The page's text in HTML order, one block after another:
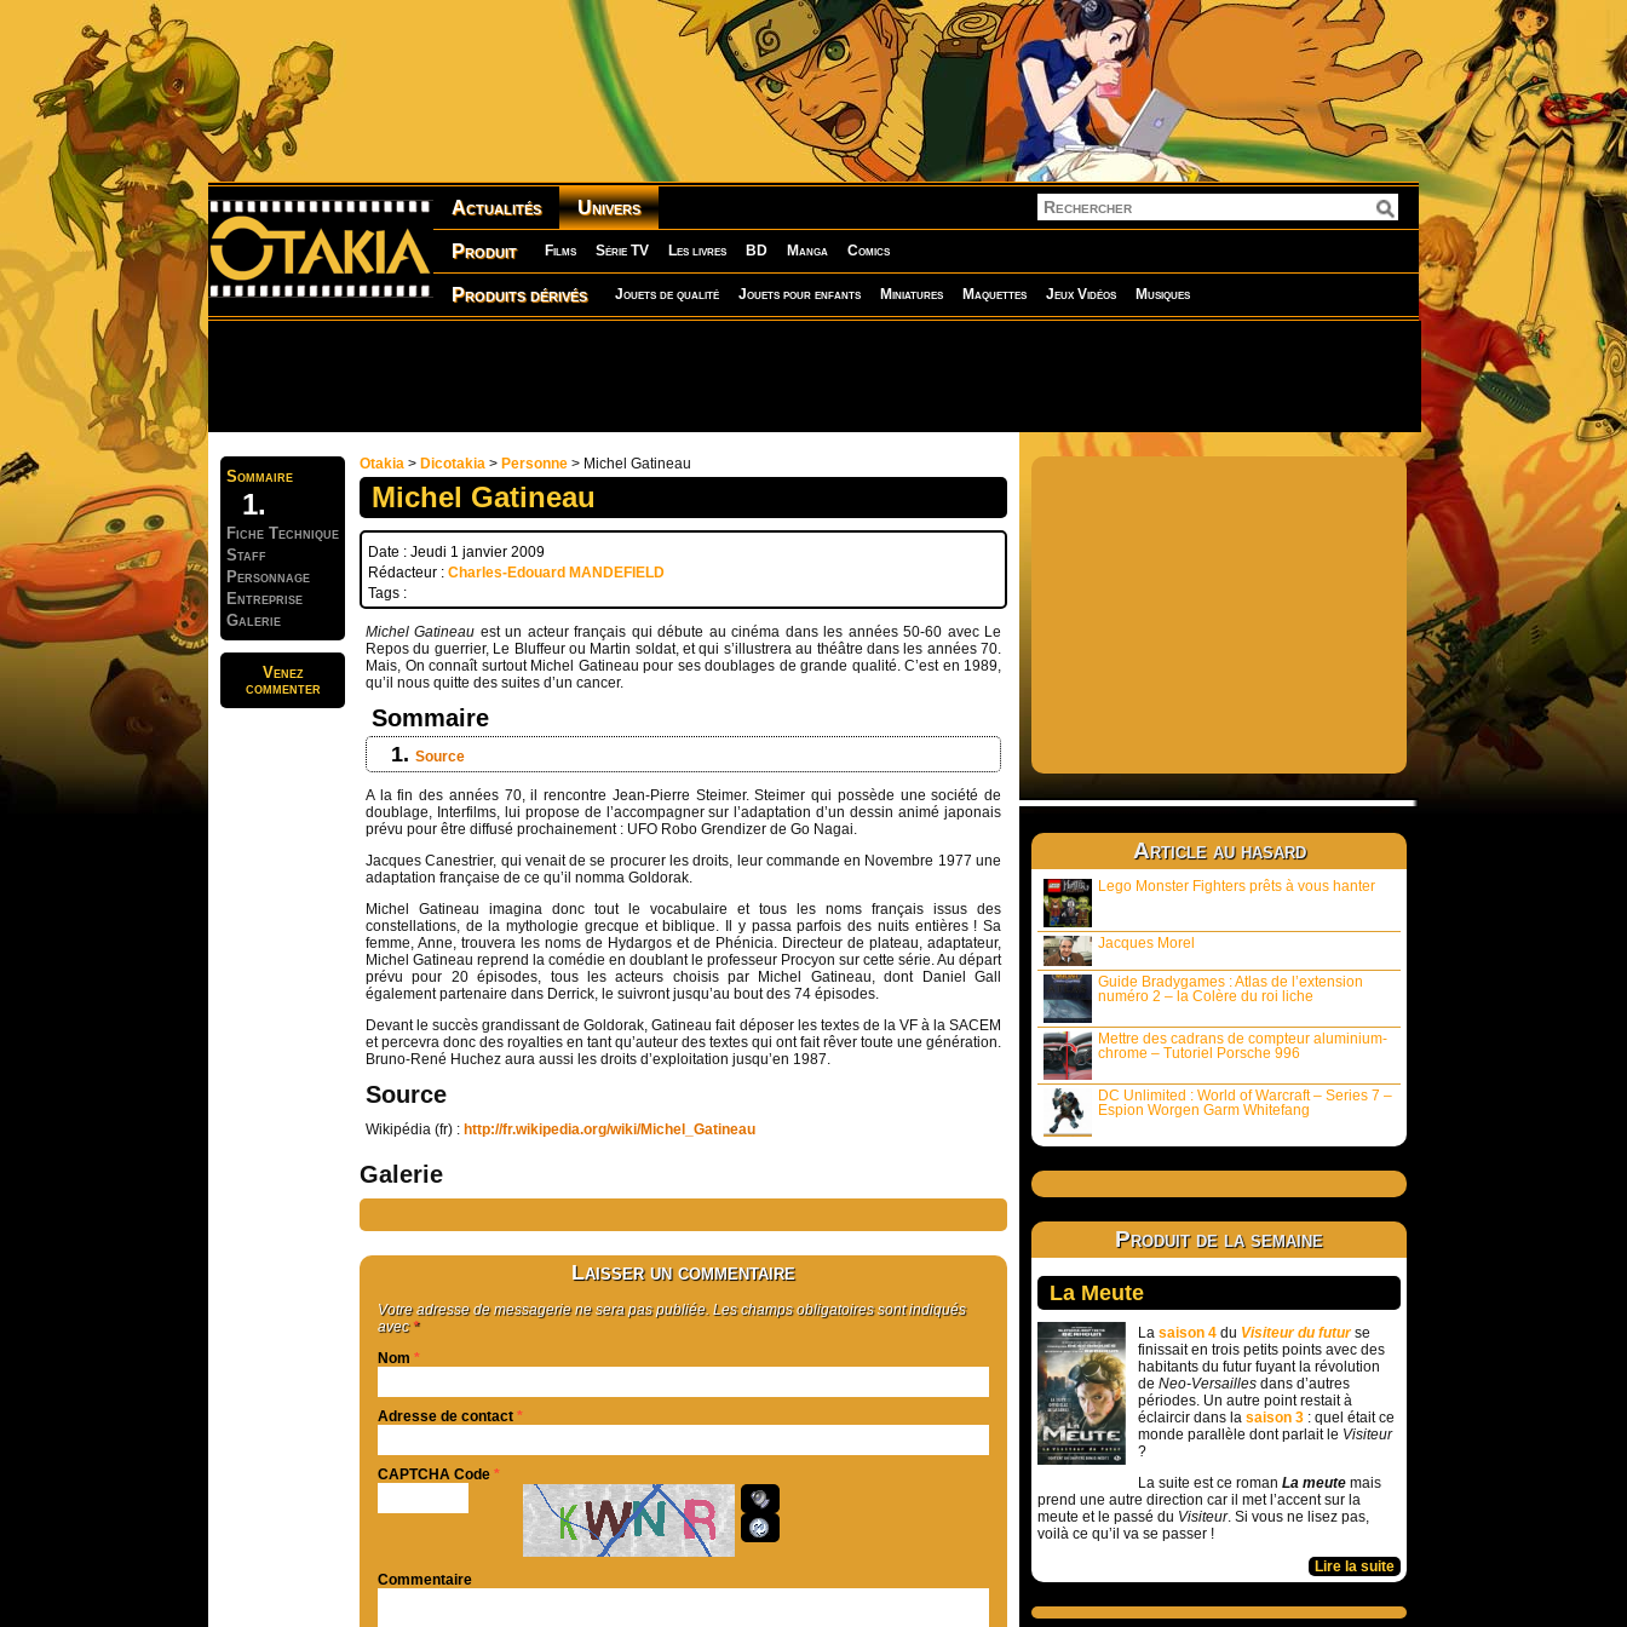
Actualités Univers
Produit Films Série TV Les livres BD Manga Comics
Produits dérivés Jouets de qualité Jouets pour enfants Miniatures Maquettes Jeux Vidéos Musiques
Sommaire
Fiche Technique
Staff
Personnage
Entreprise
Galerie
Venez
commenter
Otakia > Dicotakia > Personne > Michel Gatineau
Michel Gatineau
Date : Jeudi 1 janvier 2009
Rédacteur : Charles-Edouard MANDEFIELD
Tags :
Michel Gatineau est un acteur français qui débute au cinéma dans les années 50-60 avec Le
Repos du guerrier, Le Bluffeur ou Martin soldat, et qui s’illustrera au théâtre dans les années 70.
Mais, On connaît surtout Michel Gatineau pour ses doublages de grande qualité. C’est en 1989,
qu’il nous quitte des suites d’un cancer.
Sommaire
Source
A la fin des années 70, il rencontre Jean-Pierre Steimer. Steimer qui possède une société de
doublage, Interfilms, lui propose de l’accompagner sur l’adaptation d’un dessin animé japonais
prévu pour être diffusé prochainement : UFO Robo Grendizer de Go Nagai.
Jacques Canestrier, qui venait de se procurer les droits, leur commande en Novembre 1977 une
adaptation française de ce qu’il nomma Goldorak.
Michel Gatineau imagina donc tout le vocabulaire et tous les noms français issus des
constellations, de la mythologie grecque et biblique. Il y passa parfois des nuits entières ! Sa
femme, Anne, trouvera les noms de Hydargos et de Phénicia. Directeur de plateau, adaptateur,
Michel Gatineau reprend la comédie en doublant le professeur Procyon sur cette série. Au départ
prévu pour 20 épisodes, tous les acteurs choisis par Michel Gatineau, dont Daniel Gall
également partenaire dans Derrick, le suivront jusqu’au bout des 74 épisodes.
Devant le succès grandissant de Goldorak, Gatineau fait déposer les textes de la VF à la SACEM
et percevra donc des royalties en tant qu’auteur des textes qui ont fait rêver toute une génération.
Bruno-René Huchez aura aussi les droits d’exploitation jusqu’en 1987.
Source
Wikipédia (fr) : http://fr.wikipedia.org/wiki/Michel_Gatineau
Galerie
Laisser un commentaire
Votre adresse de messagerie ne sera pas publiée. Les champs obligatoires sont indiqués
avec*
Nom *
Adresse de contact *
CAPTCHA Code *
Commentaire
Article au hasard
Lego Monster Fighters prêts à vous hanter
Jacques Morel
Guide Bradygames : Atlas de l’extension
numéro 2 – la Colère du roi liche
Mettre des cadrans de compteur aluminium-
chrome – Tutoriel Porsche 996
DC Unlimited : World of Warcraft – Series 7 –
Espion Worgen Garm Whitefang
Produit de la semaine
La Meute
La saison 4 du Visiteur du futurse
finissait en trois petits points avec des
habitants du futur fuyant la révolution
de Neo-Versailles dans d’autres
périodes. Un autre point restait à
éclaircir dans la saison 3 : quel était ce
monde parallèle dont parlait le Visiteur
?
La suite est ce roman La meute mais
prend une autre direction car il met l’accent sur la
meute et le passé du Visiteur. Si vous ne lisez pas,
voilà ce qu’il va se passer !
Lire la suite